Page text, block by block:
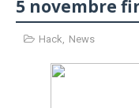
5 novembre
Hack, News